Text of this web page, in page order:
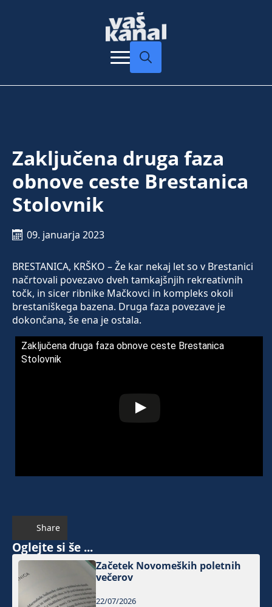
Zaključena druga faza
obnove ceste Brestanica
Stolovnik
09. januarja 2023
BRESTANICA, KRŠKO – Že kar nekaj let so v Brestanici
načrtovali povezavo dveh tamkajšnjih rekreativnih
točk, in sicer ribnike Mačkovci in kompleks okoli
brestaniškega bazena. Druga faza povezave je
dokončana, še ena je ostala.
Zaključena druga faza obnove ceste Brestanica
Stolovnik
Share
Oglejte si še ...
Začetek Novomeških poletnih
večerov
22/07/2026